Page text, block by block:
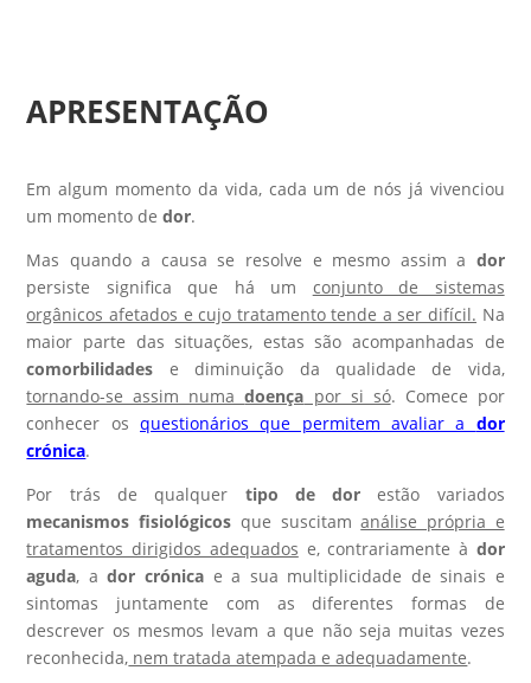
APRESENTAÇÃO
Em algum momento da vida, cada um de nós já vivenciou
um momento dedor.
Mas quando a causa se resolve e mesmo assim a dor
persiste significa que há um conjunto de sistemas
orgânicos afetados e cujo tratamento tende a ser difícil. Na
maior parte das situações, estas são acompanhadas de
comorbilidades e diminuição da qualidade de vida,
tornando-se assim numadoença por si só. Comece por
conhecer osquestionários que permitem avaliar a dor
crónica.
Por trás de qualquer tipo de dor estão variados
mecanismos fisiológicos que suscitamanálise própria e
tratamentos dirigidos adequados e, contrariamente à dor
aguda, ador crónicae a sua multiplicidade de sinais e
sintomas juntamente com as diferentes formas de
descrever os mesmos levam a que não seja muitas vezes
reconhecida, nem tratada atempada e adequadamente.